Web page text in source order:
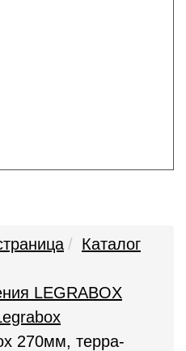
Каталог
LEGRABOX
270мм, терра-